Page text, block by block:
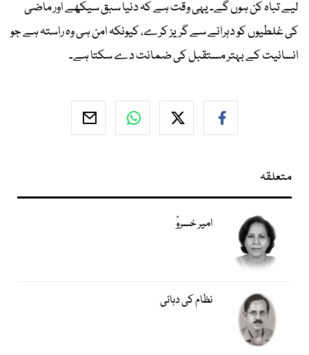
لیے تباہ کن ہوں گے۔ یہی وقت ہے کہ دنیا سبق سیکھے اور ماضی
کی غلطیوں کو دہرانے سے گریز کرے، کیونکہ امن ہی وہ راستہ ہے جو
انسانیت کے بہتر مستقبل کی ضمانت دے سکتا ہے۔
متعلقہ
امیر خسروؒ
نظام کی دہائی